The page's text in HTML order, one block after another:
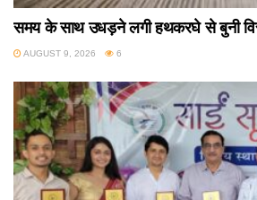
समय के साथ उधड़ने लगी हथकरघे से बुनी
AUGUST 9, 2026 6